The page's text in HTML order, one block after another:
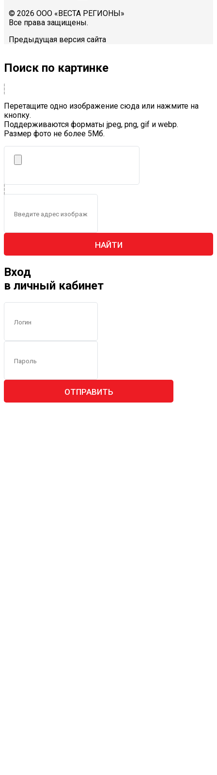
© 2026 ООО «ВЕСТА РЕГИОНЫ»
Все права защищены.
Предыдущая версия сайта
Поиск по картинке
Перетащите одно изображение сюда или нажмите на
кнопку.
Поддерживаются форматы jpeg, png, gif и webp.
Размер фото не более 5Mб.
НАЙТИ
Вход
в личный кабинет
ОТПРАВИТЬ